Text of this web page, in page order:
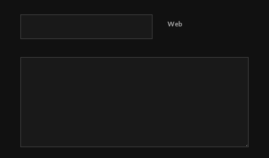
Web